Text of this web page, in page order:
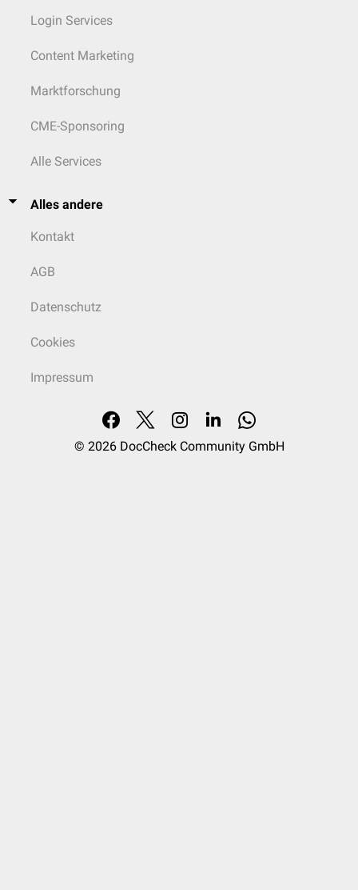
Login Services
Content Marketing
Marktforschung
CME-Sponsoring
Alle Services
Alles andere
Kontakt
AGB
Datenschutz
Cookies
Impressum
© 2026 DocCheck Community GmbH